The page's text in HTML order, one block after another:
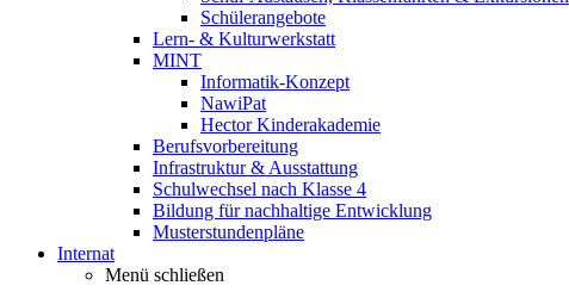
Schülerangebote
Lern- & Kulturwerkstatt
MINT
Informatik-Konzept
NawiPat
Hector Kinderakademie
Berufsvorbereitung
Infrastruktur & Ausstattung
Schulwechsel nach Klasse 4
Bildung für nachhaltige Entwicklung
Musterstundenpläne
Internat
Menü schließen